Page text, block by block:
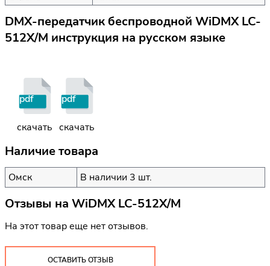
DMX-передатчик беспроводной WiDMX LC-
512X/M инструкция на русском языке
pdf
скачать
pdf
скачать
Наличие товара
Омск В наличии 3 шт.
Отзывы на WiDMX LC-512X/M
На этот товар еще нет отзывов.
ОСТАВИТЬ ОТЗЫВ